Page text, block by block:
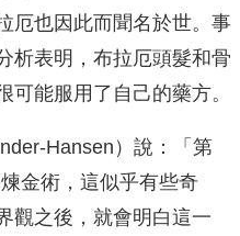
厄也因此而聞名於世。事
析表明，布拉厄頭髮和骨
能服用了自己的藥方。
Hansen）說：「第
金術，這似乎有些奇
觀之後，就會明白這一